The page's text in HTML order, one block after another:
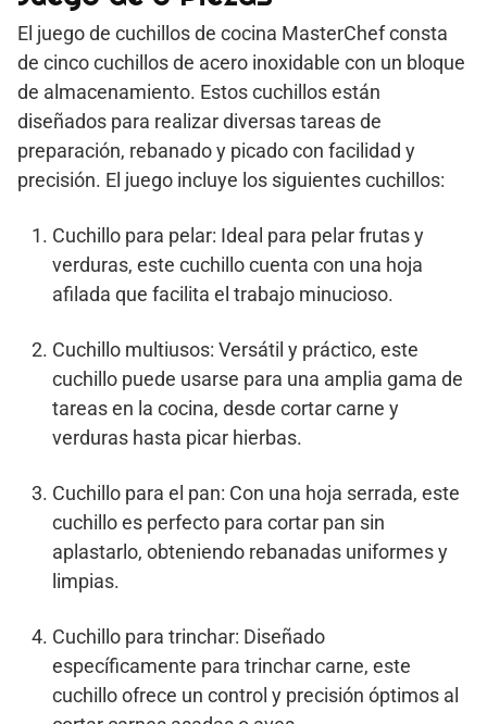
El juego de cuchillos de cocina MasterChef consta
de cinco cuchillos de acero inoxidable con un bloque
de almacenamiento. Estos cuchillos están
diseñados para realizar diversas tareas de
preparación, rebanado y picado con facilidad y
precisión. El juego incluye los siguientes cuchillos:
Cuchillo para pelar: Ideal para pelar frutas y
verduras, este cuchillo cuenta con una hoja
afilada que facilita el trabajo minucioso.
Cuchillo multiusos: Versátil y práctico, este
cuchillo puede usarse para una amplia gama de
tareas en la cocina, desde cortar carne y
verduras hasta picar hierbas.
Cuchillo para el pan: Con una hoja serrada, este
cuchillo es perfecto para cortar pan sin
aplastarlo, obteniendo rebanadas uniformes y
limpias.
Cuchillo para trinchar: Diseñado
específicamente para trinchar carne, este
cuchillo ofrece un control y precisión óptimos al